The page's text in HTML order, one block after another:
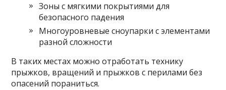
Зоны с мягкими покрытиями для
безопасного падения
Многоуровневые сноупарки с элементами
разной сложности
В таких местах можно отработать технику
прыжков, вращений и прыжков с перилами без
опасений пораниться.